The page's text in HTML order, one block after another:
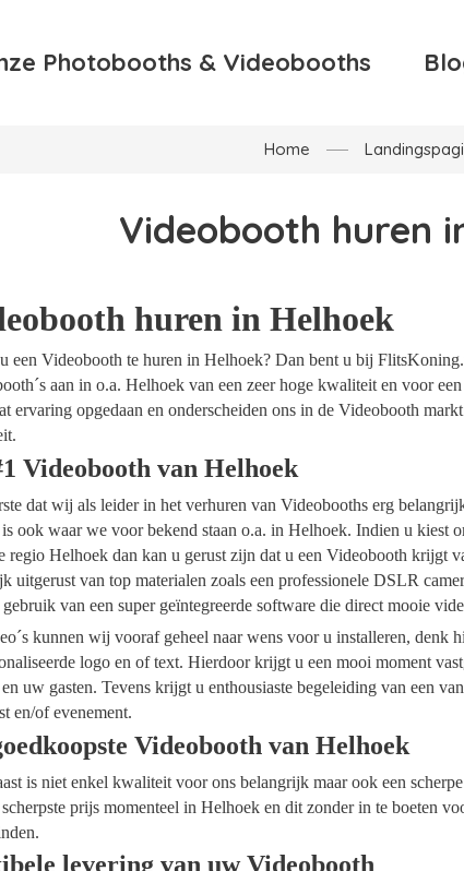
Photobooths & Videobooths
Home
Videobooth huren
huren in Helhoek
een Videobooth te huren in Helhoek? Dan bent u bij
aan in o.a. Helhoek van een zeer hoge kwaliteit en voor
ervaring opgedaan en onderscheiden ons in de Videobooth
Videobooth van Helhoek
dat wij als leider in het verhuren van Videobooths erg
ook waar we voor bekend staan o.a. in Helhoek. Indien u kiest
regio Helhoek dan kan u gerust zijn dat u een Videobooth krijgt
uitgerust van top materialen zoals een professionele DSLR
van een super geïntegreerde software die direct mooie
kunnen wij vooraf geheel naar wens voor u installeren, denk
logo en of text. Hierdoor krijgt u een mooi moment
uw gasten. Tevens krijgt u enthousiaste begeleiding van een
en/of evenement.
Videobooth van Helhoek
is niet enkel kwaliteit voor ons belangrijk maar ook een
scherpste prijs momenteel in Helhoek en dit zonder in te boeten
levering van uw Videobooth